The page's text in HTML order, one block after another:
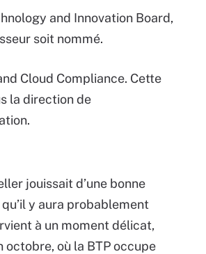
and Innovation Board,
soit nommé.
Cloud Compliance. Cette
la direction de
jouissait d’une bonne
y aura probablement
à un moment délicat,
octobre, où la BTP occupe